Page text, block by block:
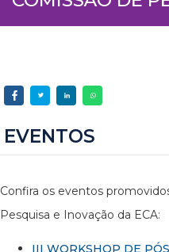
EVENTOS
Confira os eventos
Pesquisa e Inovação da ECA:
III WORKSHOP DE